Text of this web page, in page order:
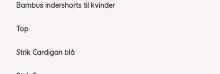
Bambus indershorts til kvinder
Top
Strik Cardigan blå